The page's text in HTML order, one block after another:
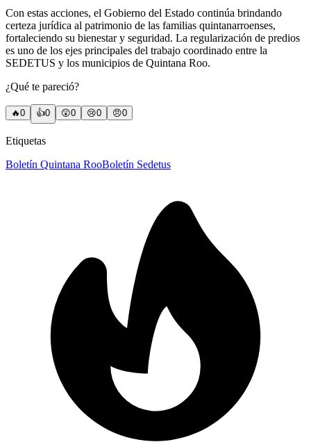
Con estas acciones, el Gobierno del Estado continúa brindando
certeza jurídica al patrimonio de las familias quintanarroenses,
fortaleciendo su bienestar y seguridad. La regularización de predios
es uno de los ejes principales del trabajo coordinado entre la
SEDETUS y los municipios de Quintana Roo.
¿Qué te pareció?
🔥0 👍0 😲0 😢0 😠0
Etiquetas
Boletín Quintana RooBoletín Sedetus